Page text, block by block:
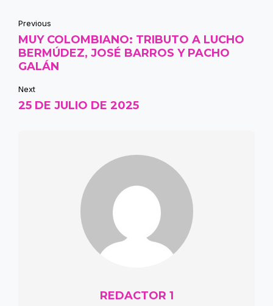
Previous
MUY COLOMBIANO: TRIBUTO A LUCHO
BERMÚDEZ, JOSÉ BARROS Y PACHO
GALÁN
Next
25 DE JULIO DE 2025
REDACTOR 1